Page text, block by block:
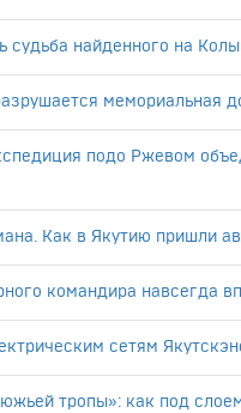
судьба найденного на
мемориальная
подо Ржевом
Как в Якутию пришли
командира навсегда
сетям
тропы»: как под